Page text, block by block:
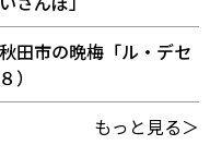
田市の晩梅「ル・デセ
もっと見る＞